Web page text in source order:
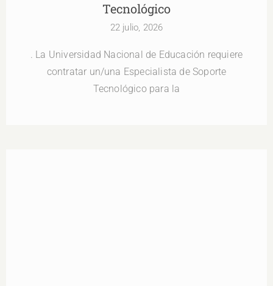
Tecnológico
22 julio, 2026
. La Universidad Nacional de Educación requiere
contratar un/una Especialista de Soporte
Tecnológico para la